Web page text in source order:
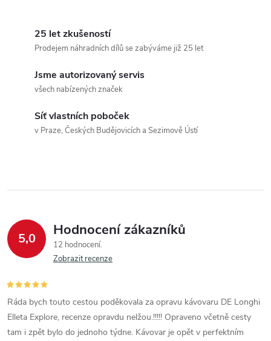
25 let zkušeností
Prodejem náhradních dílů se zabýváme již 25 let
Jsme autorizovaný servis
všech nabízených značek
Síť vlastních poboček
v Praze, Českých Budějovicích a Sezimově Ústí
5,0 Hodnocení zákazníků
12 hodnocení
Zobrazit recenze
Ráda bych touto cestou poděkovala za opravu kávovaru DE Longhi
Elleta Explore, recenze opravdu nelžou.!!!!! Opraveno včetně cesty
tam i zpět bylo do jednoho týdne. Kávovar je opět v perfektním